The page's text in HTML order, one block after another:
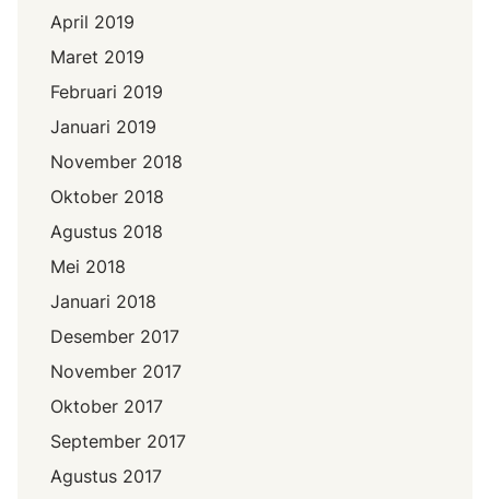
April 2019
Maret 2019
Februari 2019
Januari 2019
November 2018
Oktober 2018
Agustus 2018
Mei 2018
Januari 2018
Desember 2017
November 2017
Oktober 2017
September 2017
Agustus 2017